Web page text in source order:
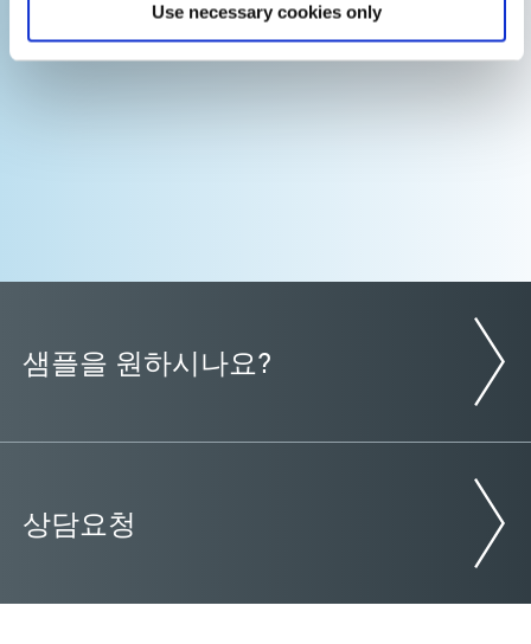
Use necessary cookies only
가이드: 컨포멀 코팅(아시아|EN)
샘플을 원하시나요?
상담요청